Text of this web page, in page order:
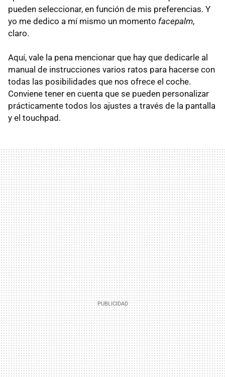
pueden seleccionar, en función de mis preferencias. Y
yo me dedico a mí mismo un momento facepalm,
claro.
Aquí, vale la pena mencionar que hay que dedicarle al
manual de instrucciones varios ratos para hacerse con
todas las posibilidades que nos ofrece el coche.
Conviene tener en cuenta que se pueden personalizar
prácticamente todos los ajustes a través de la pantalla
y el touchpad.